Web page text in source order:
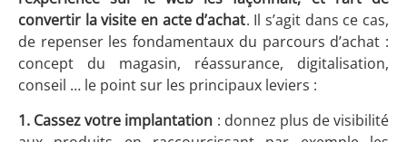
convertir la visite en acte d’achat. Il s’agit dans ce cas,
de repenser les fondamentaux du parcours d’achat :
concept du magasin, réassurance, digitalisation,
conseil … le point sur les principaux leviers :
1. Cassez votre implantation : donnez plus de visibilité